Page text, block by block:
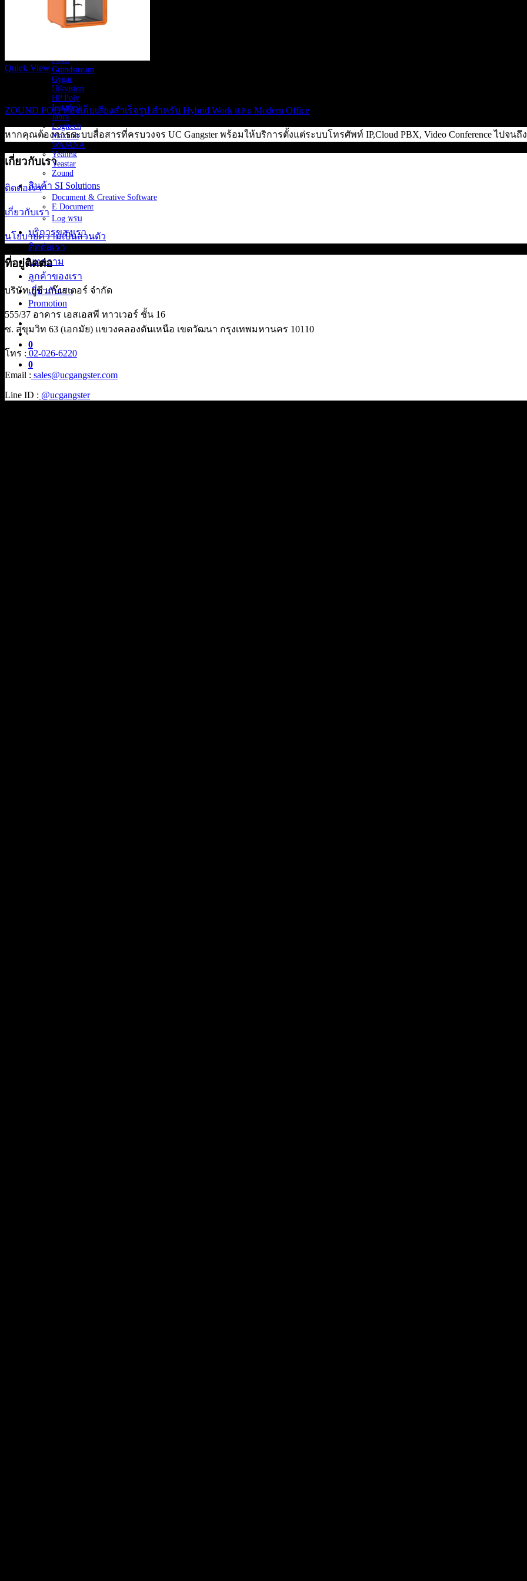
Astrogate
Foxit
Grandstream
Gygar
Hikvision
HP Poly
Instadesk
Jabra
Logitech
Maxhub
WAJANA
Yealink
Yeastar
Zound
สินค้า SI Solutions
Document & Creative Software
E Document
Log พรบ
บริการของเรา
ติดต่อเรา
บทความ
ลูกค้าของเรา
เกี่ยวกับเรา
Promotion
0
0
Quick View
Meeting Rooms
ZOUND POD ห้องเก็บเสียงสำเร็จรูป สำหรับ Hybrid Work และ Modern Office
หากคุณต้องการระบบสื่อสารที่ครบวงจร UC Gangster พร้อมให้บริการตั้งแต่ระบบโทรศัพท์ IP,Cloud PBX, Video Conference ไปจ
เกี่ยวกับเรา
ติดต่อเรา
เกี่ยวกับเรา
นโยบายความเป็นส่วนตัว
ที่อยู่ติดต่อ
บริษัท ยูซี แก๊งสเตอร์ จำกัด
555/37 อาคาร เอสเอสพี ทาวเวอร์ ชั้น 16
ซ. สุขุมวิท 63 (เอกมัย) แขวงคลองตันเหนือ เขตวัฒนา กรุงเทพมหานคร 10110
โทร : 02-026-6220
Email : sales@ucgangster.com
Line ID : @ucgangster